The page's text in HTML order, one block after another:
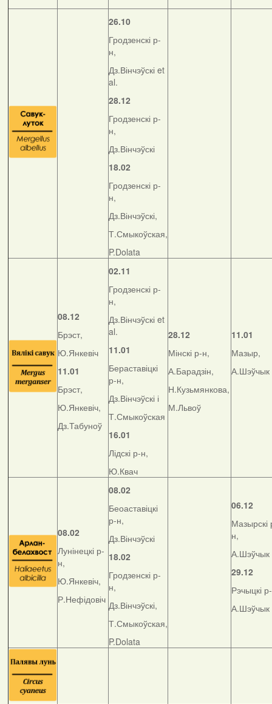
26.10
Гродзенскі р-
н,
Дз.Вінчэўскі et
al.
28.12
Гродзенскі р-
н,
Дз.Вінчэўскі
18.02
Гродзенскі р-
н,
Дз.Вінчэўскі,
Т.Смыкоўская,
P.Dolata
08.12
Брэст,
Ю.Янкевіч
11.01
Брэст,
Ю.Янкевіч,
Дз.Табуноў
02.11
Гродзенскі р-
н,
Дз.Вінчэўскі et
al.
11.01
Бераставіцкі
р-н,
Дз.Вінчэўскі і
Т.Смыкоўская
16.01
Лідскі р-н,
Ю.Квач
28.12
Мінскі р-н,
А.Барадзін,
Н.Кузьмянкова,
М.Львоў
11.01
Мазыр,
А.Шэўчык
08.02
Лунінецкі р-
н,
Ю.Янкевіч,
Р.Нефідовіч
08.02
Беоаставіцкі
р-н,
Дз.Вінчэўскі
18.02
Гродзенскі р-
н,
Дз.Вінчэўскі,
Т.Смыкоўская,
P.Dolata
06.12
Мазырскі
н,
А.Шэўчык
29.12
Рэчыцкі
А.Шэўчык